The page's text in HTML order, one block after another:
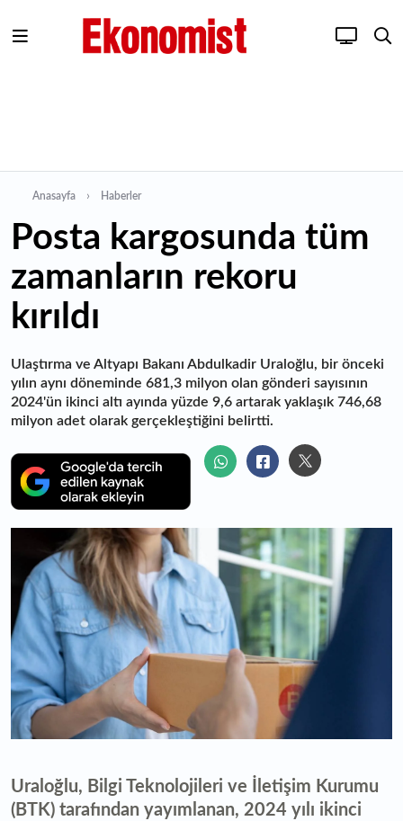
Anasayfa Haberler
Posta kargosunda tüm
zamanların rekoru
kırıldı
Ulaştırma ve Altyapı Bakanı Abdulkadir Uraloğlu, bir önceki
yılın aynı döneminde 681,3 milyon olan gönderi sayısının
2024'ün ikinci altı ayında yüzde 9,6 artarak yaklaşık 746,68
milyon adet olarak gerçekleştiğini belirtti.
Uraloğlu, Bilgi Teknolojileri ve İletişim Kurumu
(BTK) tarafından yayımlanan, 2024 yılı ikinci